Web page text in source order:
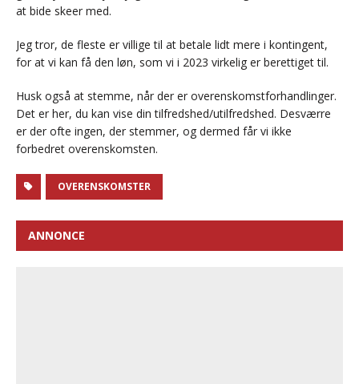
at bide skeer med.
Jeg tror, de fleste er villige til at betale lidt mere i kontingent,
for at vi kan få den løn, som vi i 2023 virkelig er berettiget til.
Husk også at stemme, når der er overenskomstforhandlinger.
Det er her, du kan vise din tilfredshed/utilfredshed. Desværre
er der ofte ingen, der stemmer, og dermed får vi ikke
forbedret overenskomsten.
OVERENSKOMSTER
ANNONCE